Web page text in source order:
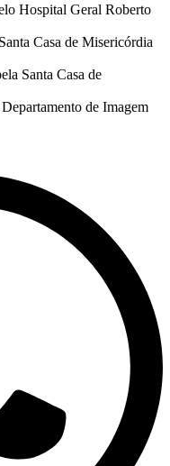
Hospital Geral Roberto
Casa de Misericórdia
Santa Casa de
de Imagem